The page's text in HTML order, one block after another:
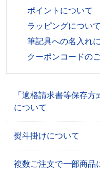
ポイントについて
ラッピングについて
筆記具への名入れ
クーポンコードの
「適格請求書等保存
について
熨斗掛けについて
複数ご注文で一部商品